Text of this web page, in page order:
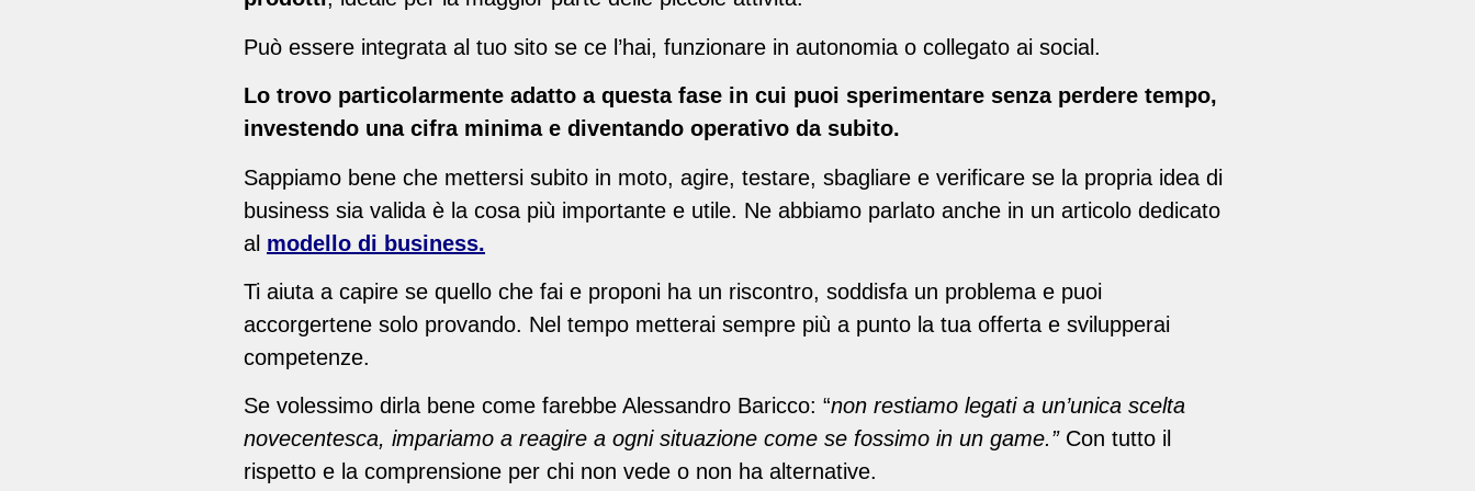
Può essere integrata al tuo sito se ce l’hai, funzionare in autonomia o collegato ai social.
Lo trovo particolarmente adatto a questa fase in cui puoi sperimentare senza perdere tempo,
investendo una cifra minima e diventando operativo da subito.
Sappiamo bene che mettersi subito in moto, agire, testare, sbagliare e verificare se la propria idea di
business sia valida è la cosa più importante e utile. Ne abbiamo parlato anche in un articolo dedicato
al modello di business.
Ti aiuta a capire se quello che fai e proponi ha un riscontro, soddisfa un problema e puoi
accorgertene solo provando. Nel tempo metterai sempre più a punto la tua offerta e svilupperai
competenze.
Se volessimo dirla bene come farebbe Alessandro Baricco: “non restiamo legati a un’unica scelta
novecentesca, impariamo a reagire a ogni situazione come se fossimo in un game.” Con tutto il
rispetto e la comprensione per chi non vede o non ha alternative.